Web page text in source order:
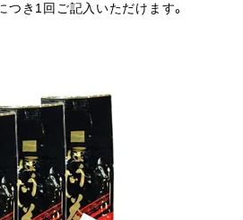
き1回ご記入いただけます。